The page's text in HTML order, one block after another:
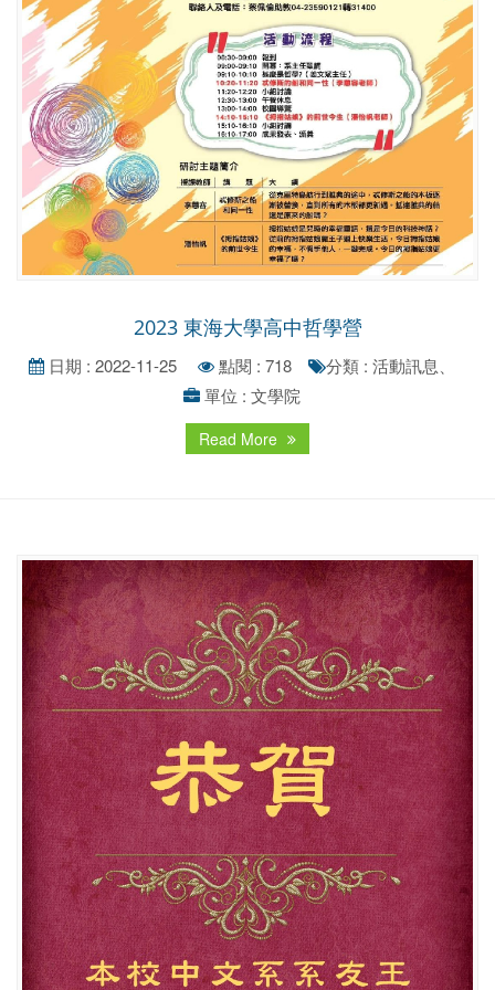
2023 東海大學高中哲學營
日期 : 2022-11-25 點閱 : 718
分類 : 活動訊息、
單位 : 文學院
Read More